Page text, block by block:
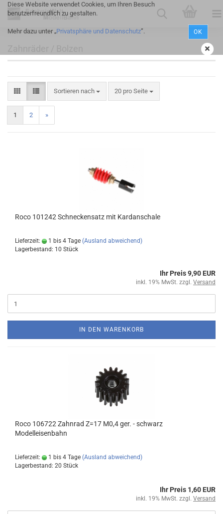
Diese Website verwendet Cookies, um Ihren Besuch
benutzerfreundlich zu gestalten.
Mehr dazu unter „Privatsphäre und Datenschutz”. OK
Sortieren nach 20 pro Seite
1 2 »
Roco 101242 Schneckensatz mit Kardanschale
Lieferzeit: 1 bis 4 Tage (Ausland abweichend)
Lagerbestand: 10 Stück
Ihr Preis 9,90 EUR
inkl. 19% MwSt. zzgl. Versand
IN DEN WARENKORB
Roco 106722 Zahnrad Z=17 M0,4 ger. - schwarz
Modelleisenbahn
Lieferzeit: 1 bis 4 Tage (Ausland abweichend)
Lagerbestand: 20 Stück
Ihr Preis 1,60 EUR
inkl. 19% MwSt. zzgl. Versand